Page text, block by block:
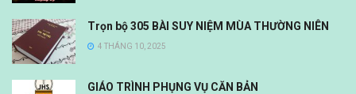
Trọn bộ 305 BÀI SUY NIỆM MÙA THƯỜNG NIÊN
4 THÁNG 10, 2025
GIÁO TRÌNH PHỤNG VỤ CĂN BẢN